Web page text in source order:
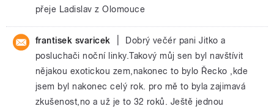
přeje Ladislav z Olomouce
frantisek svaricek
Dobrý večér pani Jitko a
posluchači noční linky.Takový můj sen byl navštívit
nějakou exotickou zem,nakonec to bylo Řecko ,kde
jsem byl nakonec celý rok. pro mě to byla zajimavá
zkušenost,no a už je to 32 roků. Ještě jednou